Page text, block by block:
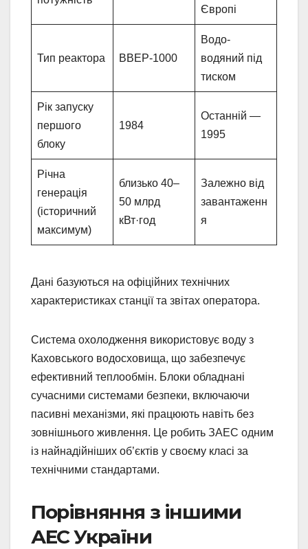
Європі
Тип реактора ВВЕР-1000
Водо-
водяний під
тиском
Рік запуску
першого
блоку
1984
Останній —
1995
Річна
генерація
(історичний
максимум)
близько 40–
50 млрд
кВт·год
Залежно від
завантаженн
я
Дані базуються на офіційних технічних
характеристиках станції та звітах оператора.
Система охолодження використовує воду з
Каховського водосховища, що забезпечує
ефективний теплообмін. Блоки обладнані
сучасними системами безпеки, включаючи
пасивні механізми, які працюють навіть без
зовнішнього живлення. Це робить ЗАЕС одним
із найнадійніших об’єктів у своєму класі за
технічними стандартами.
Порівняння з іншими
АЕС України